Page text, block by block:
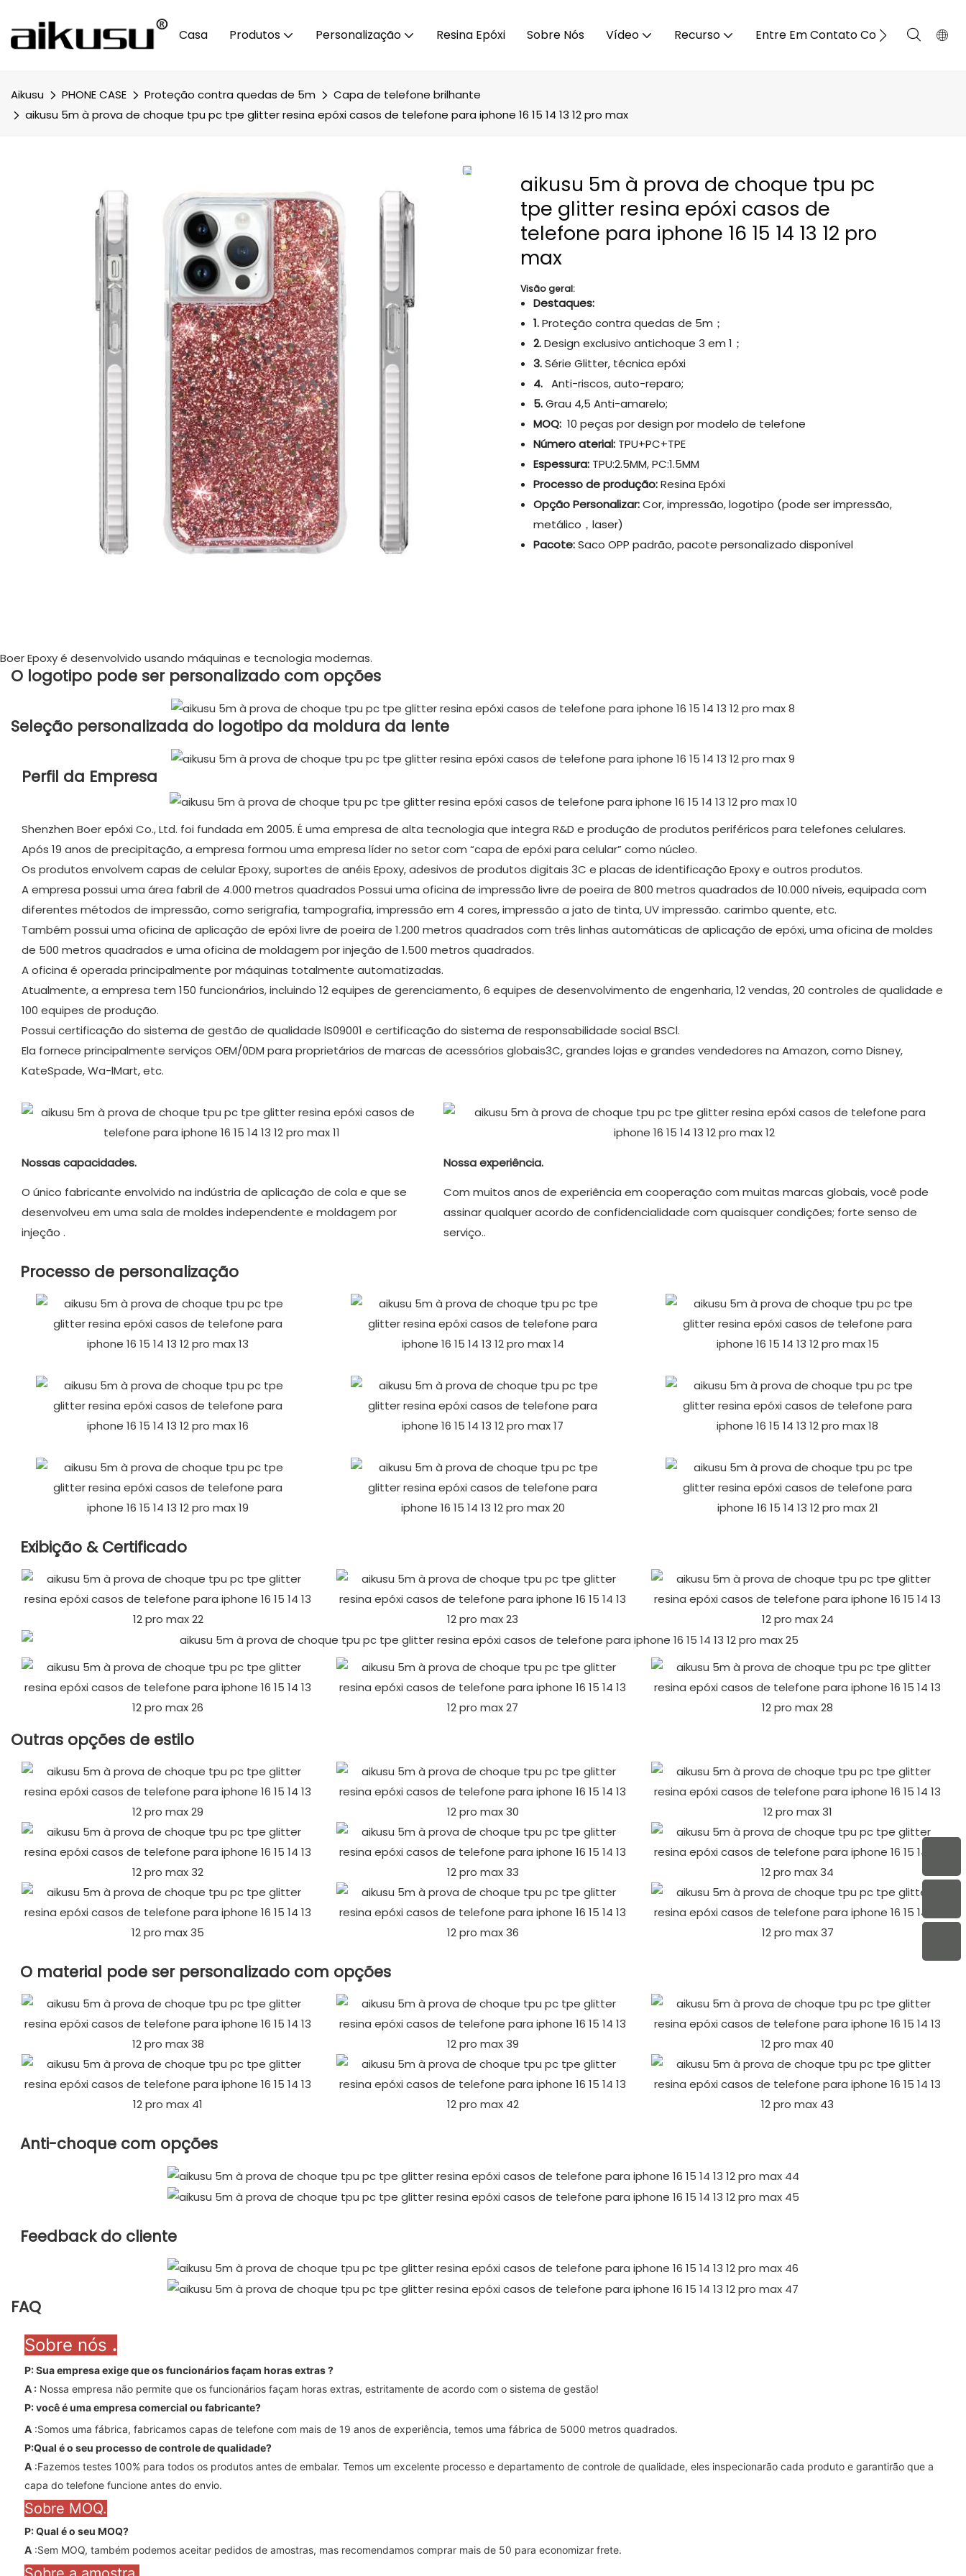
Casa Produtos Personalização Resina Epóxi Sobre Nós Vídeo Recurso Entre Em Contato Conosco
Aikusu PHONE CASE Proteção contra quedas de 5m
Capa de telefone brilhante
aikusu 5m à prova de choque tpu pc tpe glitter resina epóxi casos de telefone para iphone 16 15 14 13 12 pro max
aikusu 5m à prova de choque tpu pc
tpe glitter resina epóxi casos de
telefone para iphone 16 15 14 13 12 pro
max
Visão geral:
Destaques:
1.Proteção contra quedas de 5m；
2.Design exclusivo antichoque 3 em 1；
3.Série Glitter, técnica epóxi
4. Anti-riscos, auto-reparo;
5.Grau 4,5 Anti-amarelo;
MOQ: 10 peças por design por modelo de telefone
Número aterial: TPU+PC+TPE
Espessura: TPU:2.5MM, PC:1.5MM
Processo de produção:Resina Epóxi
Opção Personalizar:Cor, impressão, logotipo (pode ser impressão,
metálico，laser)
Pacote:Saco OPP padrão, pacote personalizado disponível
Boer Epoxy é desenvolvido usando máquinas e tecnologia modernas.
O logotipo pode ser personalizado com opções
Seleção personalizada do logotipo da moldura da lente
Perfil da Empresa​
Shenzhen Boer epóxi Co., Ltd. foi fundada em 2005. É uma empresa de alta tecnologia que integra R&D e produção de produtos periféricos para telefones celulares.
Após 19 anos de precipitação, a empresa formou uma empresa líder no setor com “capa de epóxi para celular” como núcleo.
Os produtos envolvem capas de celular Epoxy, suportes de anéis Epoxy, adesivos de produtos digitais 3C e placas de identificação Epoxy e outros produtos.
A empresa possui uma área fabril de 4.000 metros quadrados Possui uma oficina de impressão livre de poeira de 800 metros quadrados de 10.000 níveis, equipada com
diferentes métodos de impressão, como serigrafia, tampografia, impressão em 4 cores, impressão a jato de tinta, UV impressão. carimbo quente, etc.
Também possui uma oficina de aplicação de epóxi livre de poeira de 1.200 metros quadrados com três linhas automáticas de aplicação de epóxi, uma oficina de moldes
de 500 metros quadrados e uma oficina de moldagem por injeção de 1.500 metros quadrados.
A oficina é operada principalmente por máquinas totalmente automatizadas.
Atualmente, a empresa tem 150 funcionários, incluindo 12 equipes de gerenciamento, 6 equipes de desenvolvimento de engenharia, 12 vendas, 20 controles de qualidade e
100 equipes de produção.
Possui certificação do sistema de gestão de qualidade lS09001 e certificação do sistema de responsabilidade social BSCl.
Ela fornece principalmente serviços OEM/0DM para proprietários de marcas de acessórios globais3C, grandes lojas e grandes vendedores na Amazon, como Disney,
KateSpade, Wa-lMart, etc.
Nossas capacidades.
O único fabricante envolvido na indústria de aplicação de cola e que se
desenvolveu em uma sala de moldes independente e moldagem por
injeção .
Nossa experiência.
Com muitos anos de experiência em cooperação com muitas marcas globais, você pode
assinar qualquer acordo de confidencialidade com quaisquer condições; forte senso de
serviço..
Processo de personalização
Exibição & Certificado
Outras opções de estilo
O material pode ser personalizado com opções
Anti-choque com opções
Feedback do cliente
FAQ
Sobre nós .
P: Sua empresa exige que os funcionários façam horas extras?
A : Nossa empresa não permite que os funcionários façam horas extras, estritamente de acordo com o sistema de gestão!
P: você é uma empresa comercial ou fabricante?
A :Somos uma fábrica, fabricamos capas de telefone com mais de 19 anos de experiência, temos uma fábrica de 5000 metros quadrados.
P:Qual é o seu processo de controle de qualidade?
A :Fazemos testes 100% para todos os produtos antes de embalar. Temos um excelente processo e departamento de controle de qualidade, eles inspecionarão cada produto e garantirão que a
capa do telefone funcione antes do envio.
Sobre MOQ.
P: Qual é o seu MOQ?
A :Sem MOQ, também podemos aceitar pedidos de amostras, mas recomendamos comprar mais de 50 para economizar frete.